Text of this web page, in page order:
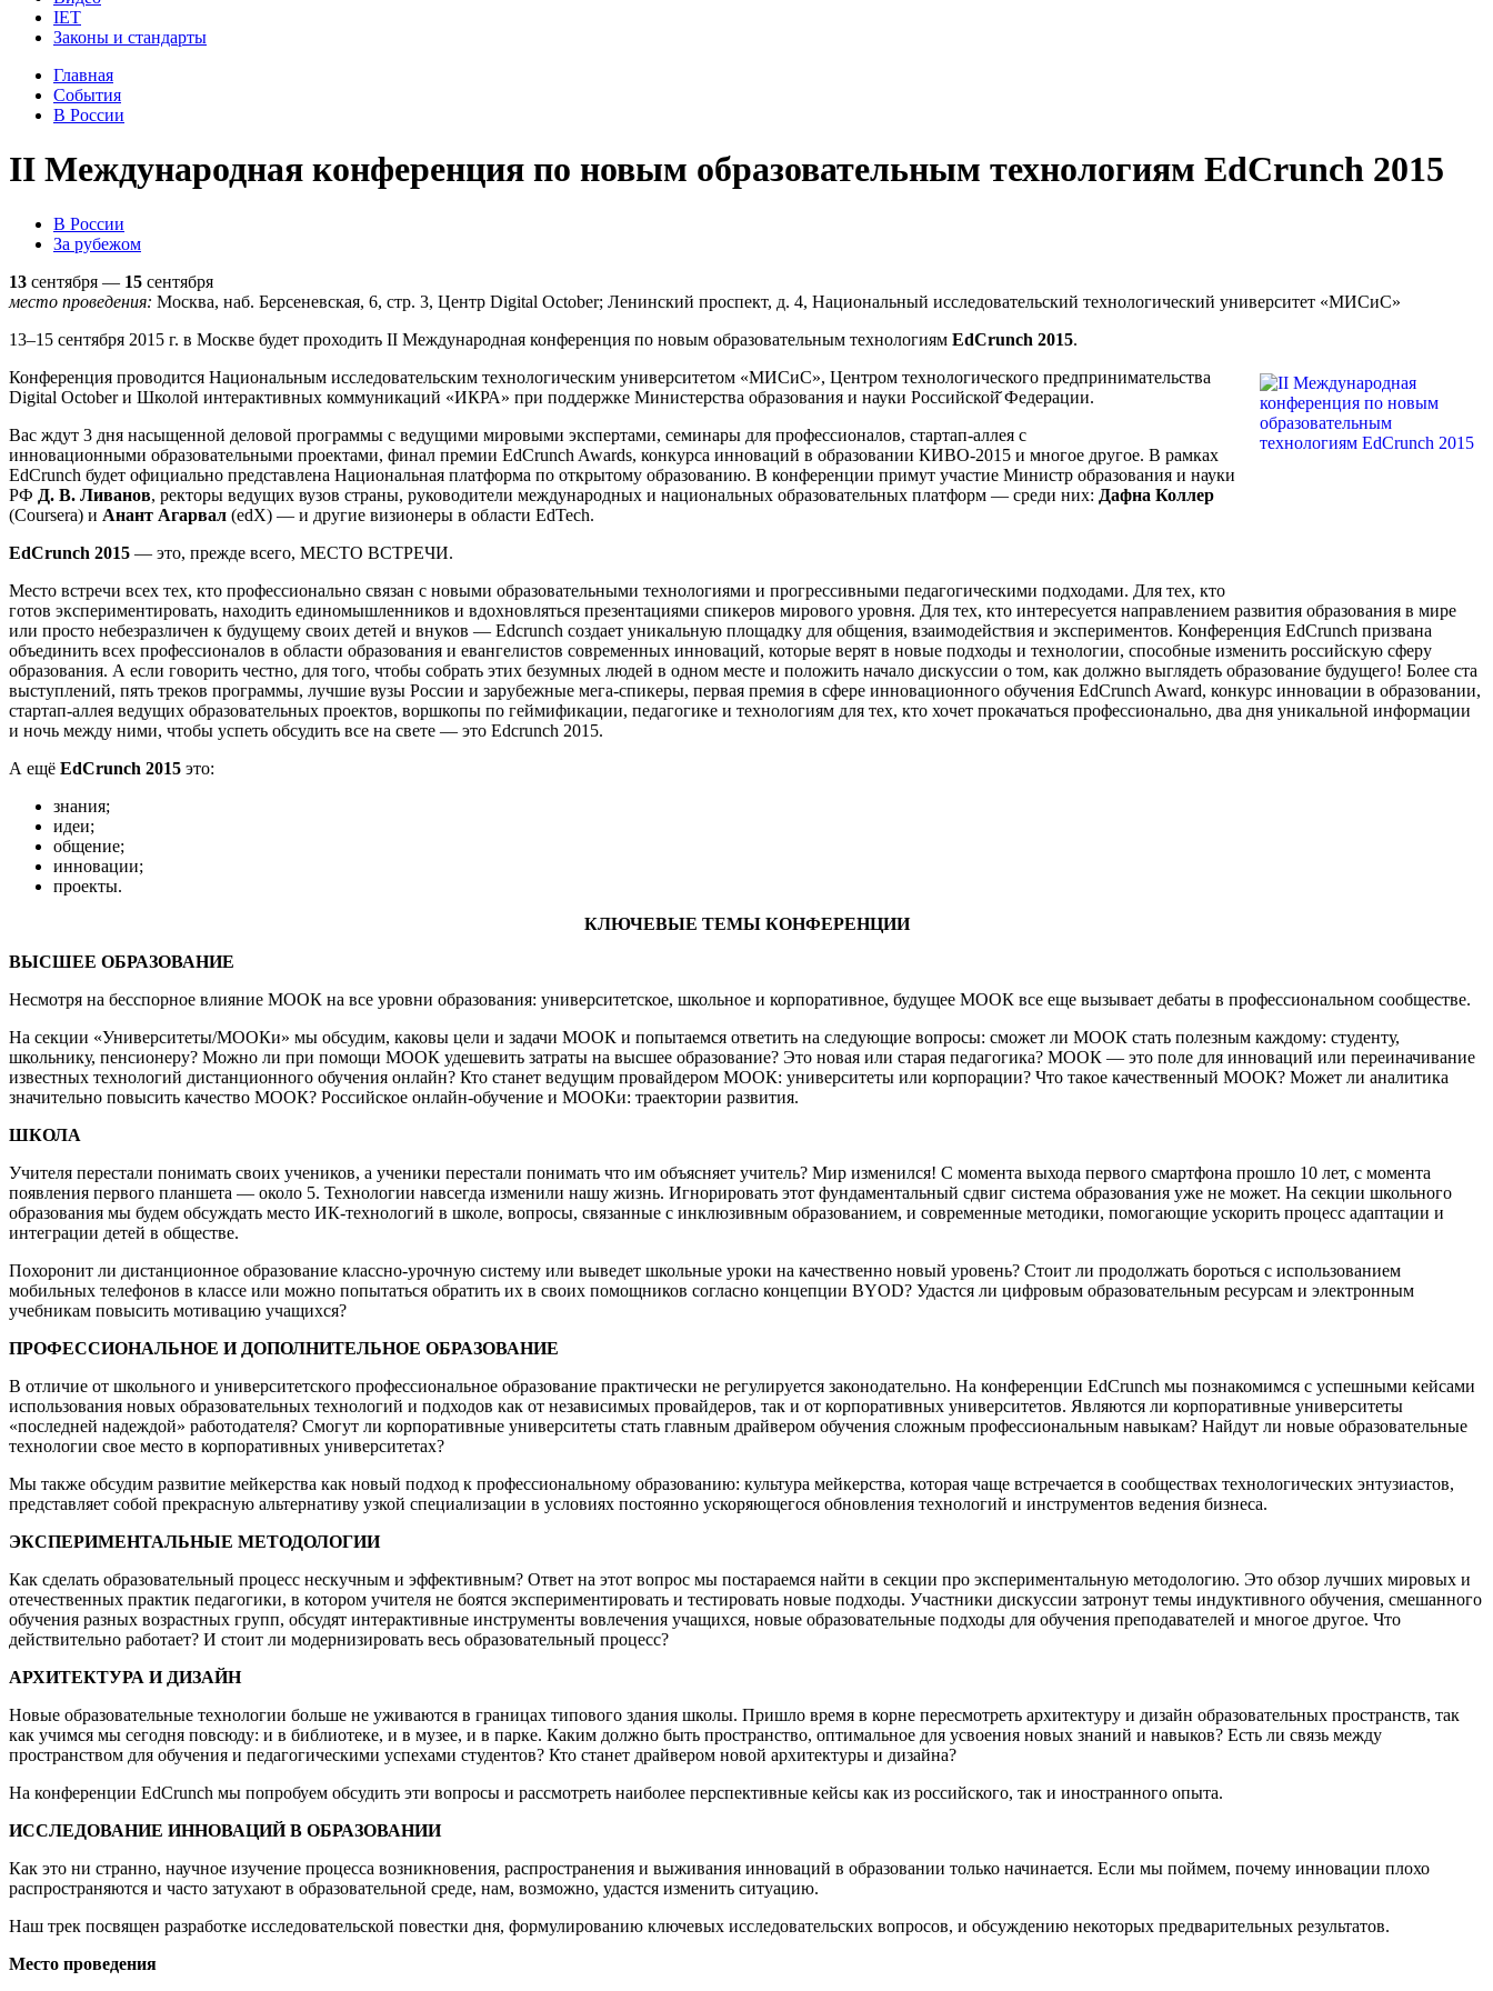
IET
Законы и стандарты
Главная
События
В России
II Международная конференция по новым образовательным технологиям EdCrunch 2015
В России
За рубежом
13 сентября — 15 сентября
место проведения: Москва, наб. Берсеневская, 6, стр. 3, Центр Digital October; Ленинский проспект, д. 4, Национальный исследовательский технологический университет «МИСиС»
13–15 сентября 2015 г. в Москве будет проходить II Международная конференция по новым образовательным технологиям EdCrunch 2015.
Конференция проводится Национальным исследовательским технологическим университетом «МИСиС», Центром технологического предпринимательства
Digital October и Школой интерактивных коммуникаций «ИКРА» при поддержке Министерства образования и науки Российской̆ Федерации.
Вас ждут 3 дня насыщенной деловой программы с ведущими мировыми экспертами, семинары для профессионалов, стартап-аллея с
инновационными образовательными проектами, финал премии EdCrunch Awards, конкурса инноваций в образовании КИВО-2015 и многое другое. В рамках
EdCrunch будет официально представлена Национальная платформа по открытому образованию. В конференции примут участие Министр образования и науки
РФ Д. В. Ливанов, ректоры ведущих вузов страны, руководители международных и национальных образовательных платформ — среди них: Дафна Коллер
(Coursera) и Анант Агарвал (edX) — и другие визионеры в области EdTech.
EdCrunch 2015 — это, прежде всего, МЕСТО ВСТРЕЧИ.
Место встречи всех тех, кто профессионально связан с новыми образовательными технологиями и прогрессивными педагогическими подходами. Для тех, кто
готов экспериментировать, находить единомышленников и вдохновляться презентациями спикеров мирового уровня. Для тех, кто интересуется направлением развития образования в мире
или просто небезразличен к будущему своих детей и внуков — Edcrunch создает уникальную площадку для общения, взаимодействия и экспериментов. Конференция EdCrunch призвана
объединить всех профессионалов в области образования и евангелистов современных инноваций, которые верят в новые подходы и технологии, способные изменить российскую сферу
образования. А если говорить честно, для того, чтобы собрать этих безумных людей в одном месте и положить начало дискуссии о том, как должно выглядеть образование будущего! Более ста
выступлений, пять треков программы, лучшие вузы России и зарубежные мега-спикеры, первая премия в сфере инновационного обучения EdCrunch Award, конкурс инновации в образовании,
стартап-аллея ведущих образовательных проектов, воршкопы по геймификации, педагогике и технологиям для тех, кто хочет прокачаться профессионально, два дня уникальной информации
и ночь между ними, чтобы успеть обсудить все на свете — это Edcrunch 2015.
А ещё EdCrunch 2015 это:
знания;
идеи;
общение;
инновации;
проекты.
КЛЮЧЕВЫЕ ТЕМЫ КОНФЕРЕНЦИИ
ВЫСШЕЕ ОБРАЗОВАНИЕ
Несмотря на бесспорное влияние МООК на все уровни образования: университетское, школьное и корпоративное, будущее МООК все еще вызывает дебаты в профессиональном сообществе.
На секции «Университеты/МООКи» мы обсудим, каковы цели и задачи МООК и попытаемся ответить на следующие вопросы: сможет ли МООК стать полезным каждому: студенту,
школьнику, пенсионеру? Можно ли при помощи МООК удешевить затраты на высшее образование? Это новая или старая педагогика? МООК — это поле для инноваций или переиначивание
известных технологий дистанционного обучения онлайн? Кто станет ведущим провайдером МООК: университеты или корпорации? Что такое качественный МООК? Может ли аналитика
значительно повысить качество МООК? Российское онлайн-обучение и МООКи: траектории развития.
ШКОЛА
Учителя перестали понимать своих учеников, а ученики перестали понимать что им объясняет учитель? Мир изменился! С момента выхода первого смартфона прошло 10 лет, с момента
появления первого планшета — около 5. Технологии навсегда изменили нашу жизнь. Игнорировать этот фундаментальный сдвиг система образования уже не может. На секции школьного
образования мы будем обсуждать место ИК-технологий в школе, вопросы, связанные с инклюзивным образованием, и современные методики, помогающие ускорить процесс адаптации и
интеграции детей в обществе.
Похоронит ли дистанционное образование классно-урочную систему или выведет школьные уроки на качественно новый уровень? Стоит ли продолжать бороться с использованием
мобильных телефонов в классе или можно попытаться обратить их в своих помощников согласно концепции BYOD? Удастся ли цифровым образовательным ресурсам и электронным
учебникам повысить мотивацию учащихся?
ПРОФЕССИОНАЛЬНОЕ И ДОПОЛНИТЕЛЬНОЕ ОБРАЗОВАНИЕ
В отличие от школьного и университетского профессиональное образование практически не регулируется законодательно. На конференции EdCrunch мы познакомимся с успешными кейсами
использования новых образовательных технологий и подходов как от независимых провайдеров, так и от корпоративных университетов. Являются ли корпоративные университеты
«последней надеждой» работодателя? Смогут ли корпоративные университеты стать главным драйвером обучения сложным профессиональным навыкам? Найдут ли новые образовательные
технологии свое место в корпоративных университетах?
Мы также обсудим развитие мейкерства как новый подход к профессиональному образованию: культура мейкерства, которая чаще встречается в сообществах технологических энтузиастов,
представляет собой прекрасную альтернативу узкой специализации в условиях постоянно ускоряющегося обновления технологий и инструментов ведения бизнеса.
ЭКСПЕРИМЕНТАЛЬНЫЕ МЕТОДОЛОГИИ
Как сделать образовательный процесс нескучным и эффективным? Ответ на этот вопрос мы постараемся найти в секции про экспериментальную методологию. Это обзор лучших мировых и
отечественных практик педагогики, в котором учителя не боятся экспериментировать и тестировать новые подходы. Участники дискуссии затронут темы индуктивного обучения, смешанного
обучения разных возрастных групп, обсудят интерактивные инструменты вовлечения учащихся, новые образовательные подходы для обучения преподавателей и многое другое. Что
действительно работает? И стоит ли модернизировать весь образовательный процесс?
АРХИТЕКТУРА И ДИЗАЙН
Новые образовательные технологии больше не уживаются в границах типового здания школы. Пришло время в корне пересмотреть архитектуру и дизайн образовательных пространств, так
как учимся мы сегодня повсюду: и в библиотеке, и в музее, и в парке. Каким должно быть пространство, оптимальное для усвоения новых знаний и навыков? Есть ли связь между
пространством для обучения и педагогическими успехами студентов? Кто станет драйвером новой архитектуры и дизайна?
На конференции EdCrunch мы попробуем обсудить эти вопросы и рассмотреть наиболее перспективные кейсы как из российского, так и иностранного опыта.
ИССЛЕДОВАНИЕ ИННОВАЦИЙ В ОБРАЗОВАНИИ
Как это ни странно, научное изучение процесса возникновения, распространения и выживания инноваций в образовании только начинается. Если мы поймем, почему инновации плохо
распространяются и часто затухают в образовательной среде, нам, возможно, удастся изменить ситуацию.
Наш трек посвящен разработке исследовательской повестки дня, формулированию ключевых исследовательских вопросов, и обсуждению некоторых предварительных результатов.
Место проведения